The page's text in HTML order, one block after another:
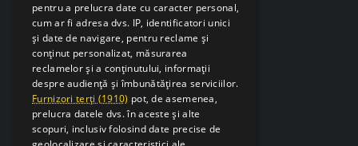
pentru a prelucra date cu caracter personal,
cum ar fi adresa dvs. IP, identificatori unici
și date de navigare, pentru reclame și
conținut personalizat, măsurarea
reclamelor și a conținutului, informații
despre audiență și îmbunătățirea serviciilor.
Furnizori terți (1910) pot, de asemenea,
prelucra datele dvs. în aceste și alte
scopuri, inclusiv folosind date precise de